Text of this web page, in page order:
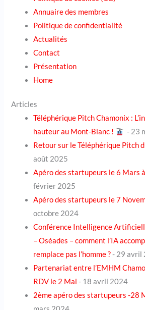
Annuaire des membres
Politique de confidentialité
Actualités
Contact
Présentation
Home
Articles
Téléphérique Pitch Chamonix :
hauteur au Mont-Blanc !
- 23
Retour sur le Téléphérique Pitch
août 2025
Apéro des startupeurs le 6 Mars
février 2025
Apéro des startupeurs le 7
octobre 2024
Conférence Intelligence
– Oséades – comment l’IA
remplace pas l’homme ?- 29 avril
Partenariat entre l’EMHM
RDV le 2 Mai - 18 avril 2024
2ème apéro des startupeurs -28